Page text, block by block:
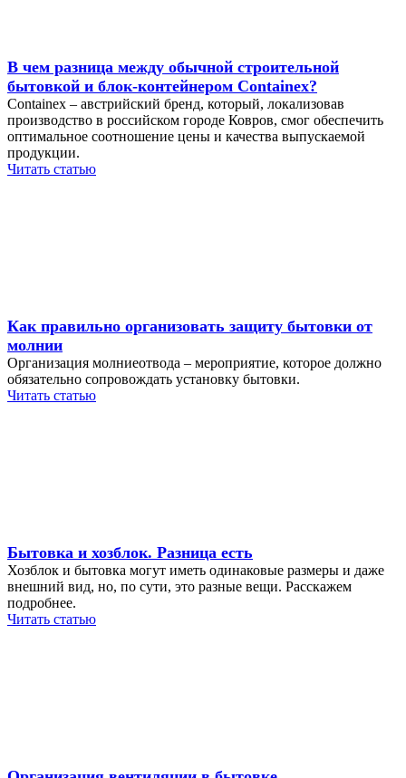
В чем разница между обычной строительной
бытовкой и блок-контейнером Containex?
Containex – австрийский бренд, который, локализовав
производство в российском городе Ковров, смог обеспечить
оптимальное соотношение цены и качества выпускаемой
продукции.
Читать статью
Как правильно организовать защиту бытовки от
молнии
Организация молниеотвода – мероприятие, которое должно
обязательно сопровождать установку бытовки.
Читать статью
Бытовка и хозблок. Разница есть
Хозблок и бытовка могут иметь одинаковые размеры и даже
внешний вид, но, по сути, это разные вещи. Расскажем
подробнее.
Читать статью